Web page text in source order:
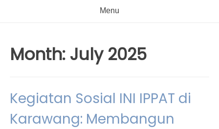
Menu
Month: July 2025
Kegiatan Sosial INI IPPAT di
Karawang: Membangun